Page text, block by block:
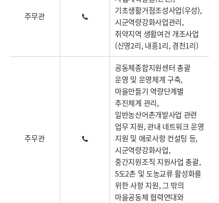
주무관
기초생활거점조성사업(우성),
시군역량강화사업관리,
취약지역 생활여건 개조사업
(신영2리, 내흥1리, 경천1리)
주무관
공동체종합지원센터 총괄
운영 및 운영체계 구축,
마을만들기 역량단계별
추진체계 관리,
일반농산어촌개발사업 관련
업무 지원, 관내 네트워크 운영
지원 및 애로사항 컨설팅 등,
시군역량강화사업,
중간지원조직 지원사업 총괄,
5도2촌 및 도농교류 활성화를
위한 사항 지원, 그 밖의
마을공동체 협력연대와